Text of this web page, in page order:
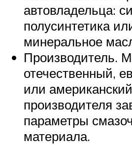
автовладельца:
полусинтетика
минеральное
Производитель.
отечественный,
или
производителя
параметры
материала.